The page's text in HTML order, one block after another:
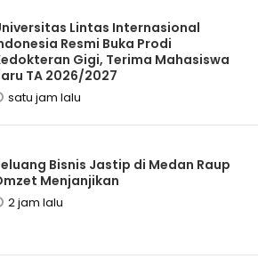
Lintas Internasional
Resmi Buka Prodi
Gigi, Terima Mahasiswa
TA 2026/2027
satu jam lalu
Bisnis Jastip di Medan Raup
Menjanjikan
2 jam lalu